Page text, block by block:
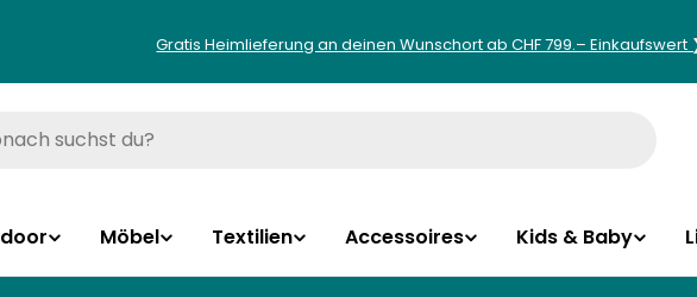
Gratis Heimlieferung an deinen Wunschort ab CHF 799.– Einkaufswert
Möbel Textilien Accessoires Kids & Baby